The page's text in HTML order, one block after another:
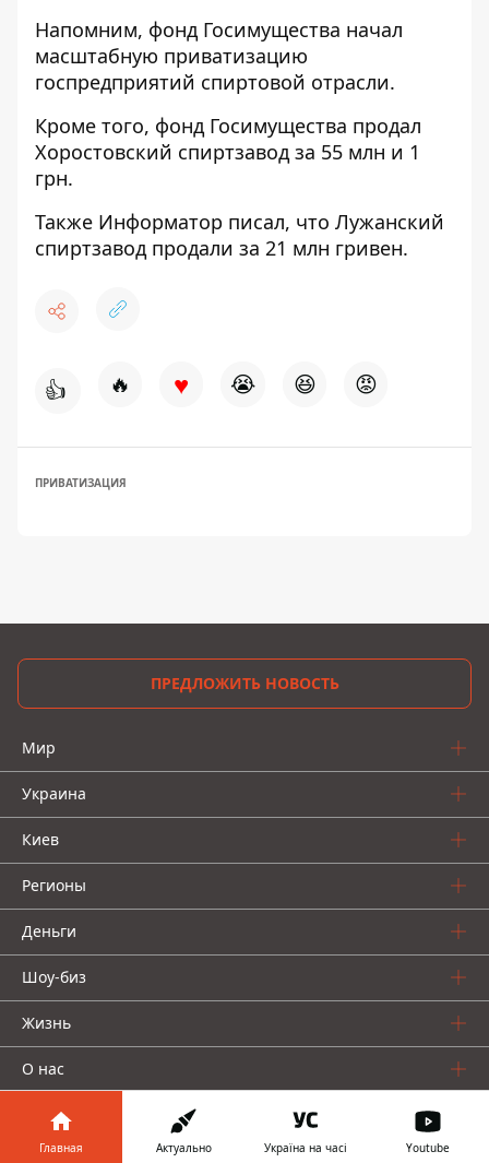
Напомним, фонд Госимущества начал
масштабную приватизацию
госпредприятий спиртовой отрасли.
Кроме того, фонд Госимущества продал
Хоростовский спиртзавод за 55 млн и 1
грн.
Также Информатор писал, что Лужанский
спиртзавод продали за 21 млн гривен.
👍 🔥 ♥ 😭 😆 😡
ПРИВАТИЗАЦИЯ
ПРЕДЛОЖИТЬ НОВОСТЬ
Мир
Украина
Киев
Регионы
Деньги
Шоу-биз
Жизнь
О нас
Главная Актуально Україна на часі Youtube